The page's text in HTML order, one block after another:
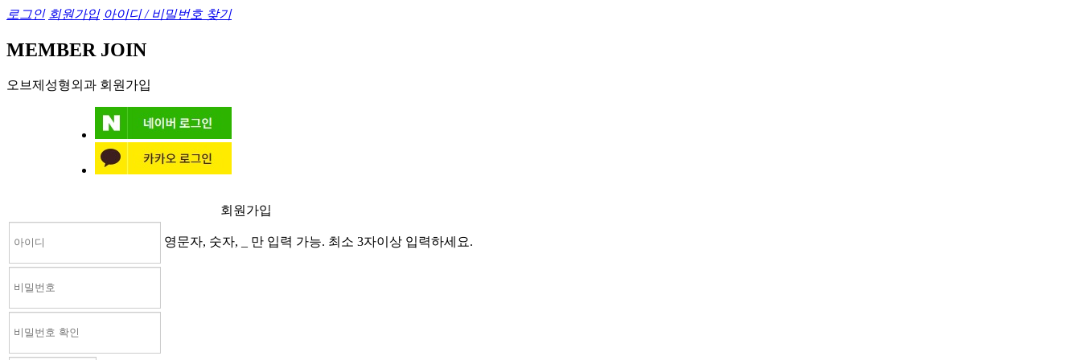
로그인 회원가입 아이디 / 비밀번호 찾기
MEMBER JOIN
오브제성형외과 회원가입
회원가입
영문자, 숫자, _ 만 입력 가능. 최소 3자이상 입력하세요.